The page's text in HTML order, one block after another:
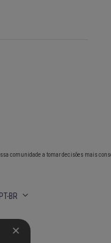
comunidade a tomar decisões mais
PT-BR